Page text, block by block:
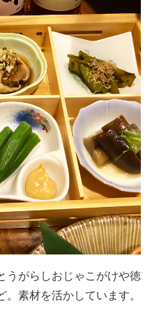
うがらしおじゃこがけや徳
素材を活かしています。